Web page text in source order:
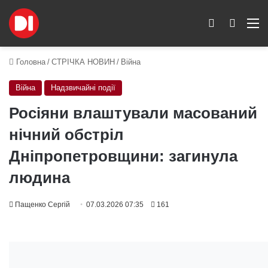
Пошук
Switch skin
Головна / СТРІЧКА НОВИН / Війна
Війна Надзвичайні події
Росіяни влаштували масований
нічний обстріл
Дніпропетровщини: загинула
людина
Пащенко Сергій 07.03.2026 07:35 161